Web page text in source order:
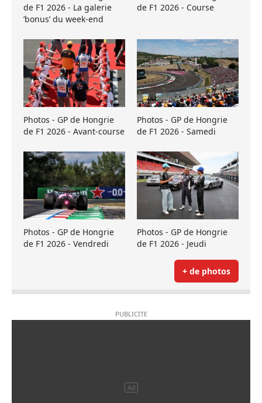
de F1 2026 - La galerie
’bonus’ du week-end
de F1 2026 - Course
Photos - GP de Hongrie
de F1 2026 - Avant-course
Photos - GP de Hongrie
de F1 2026 - Samedi
Photos - GP de Hongrie
de F1 2026 - Vendredi
Photos - GP de Hongrie
de F1 2026 - Jeudi
+ de photos